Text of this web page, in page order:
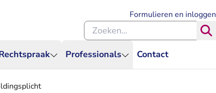
Professionals Contact
Formulieren en inloggen
Zoeken binnen de Rechtspraak